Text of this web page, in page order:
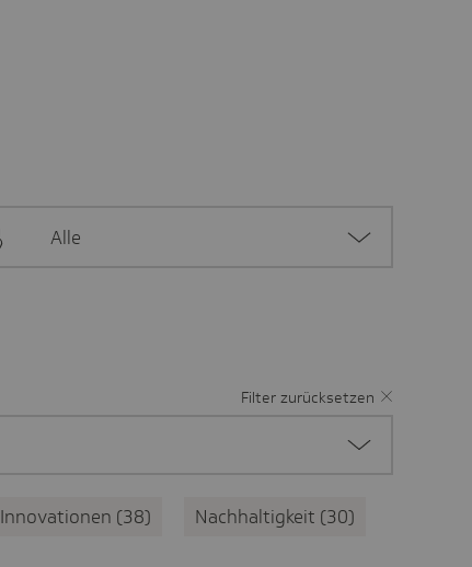
Filter zurücksetzen
Innovationen 38 Nachhaltigkeit 30
Alle